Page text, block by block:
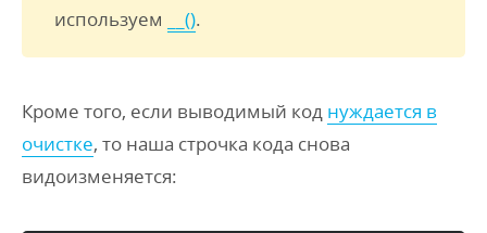
используем
__().
Кроме того, если выводимый код нуждается в
очистке, то наша строчка кода снова
видоизменяется: